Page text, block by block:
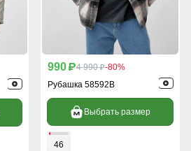
990 p4 990 p-80%
Рубашка 58592B
Выбрать размер
46